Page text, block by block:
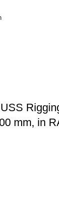
mm, in